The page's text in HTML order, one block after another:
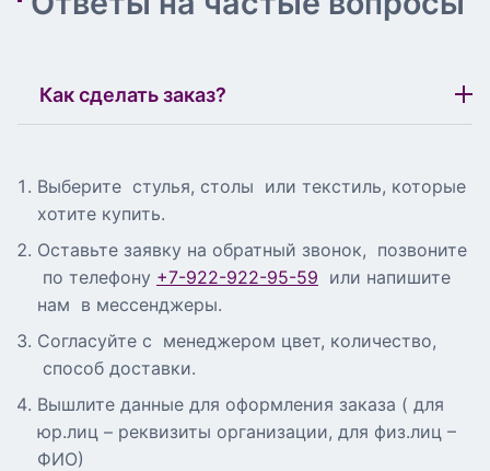
Как сделать заказ?
Выберите стулья, столы или текстиль, которые
хотите купить.
Оставьте заявку на обратный звонок, позвоните
по телефону +7-922-922-95-59 или напишите
нам в мессенджеры.
Согласуйте с менеджером цвет, количество,
способ доставки.
Вышлите данные для оформления заказа ( для
юр.лиц – реквизиты организации, для физ.лиц –
ФИО)